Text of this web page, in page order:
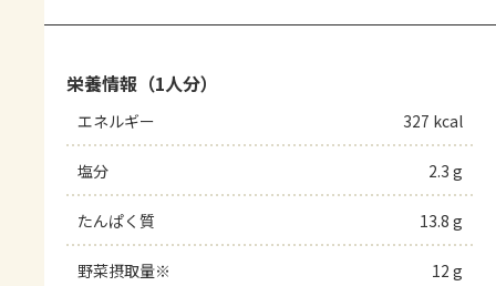
栄養情報（1人分）
エネルギー 327 kcal
塩分 2.3 g
たんぱく質 13.8 g
野菜摂取量※ 12 g